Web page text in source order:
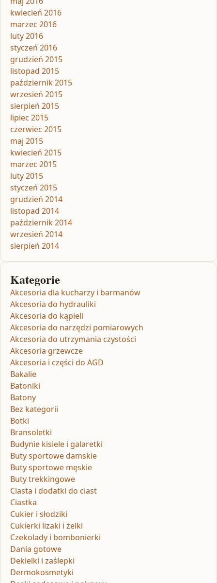
kwiecień 2016
marzec 2016
luty 2016
styczeń 2016
grudzień 2015
listopad 2015
październik 2015
wrzesień 2015
sierpień 2015
lipiec 2015
czerwiec 2015
maj 2015
kwiecień 2015
marzec 2015
luty 2015
styczeń 2015
grudzień 2014
listopad 2014
październik 2014
wrzesień 2014
sierpień 2014
Kategorie
Akcesoria dla kucharzy i barmanów
Akcesoria do hydrauliki
Akcesoria do kąpieli
Akcesoria do narzędzi pomiarowych
Akcesoria do utrzymania czystości
Akcesoria grzewcze
Akcesoria i części do AGD
Bakalie
Batoniki
Batony
Bez kategorii
Botki
Bransoletki
Budynie kisiele i galaretki
Buty sportowe damskie
Buty sportowe męskie
Buty trekkingowe
Ciasta i dodatki do ciast
Ciastka
Cukier i słodziki
Cukierki lizaki i żelki
Czekolady i bombonierki
Dania gotowe
Dekielki i zaślepki
Dermokosmetyki